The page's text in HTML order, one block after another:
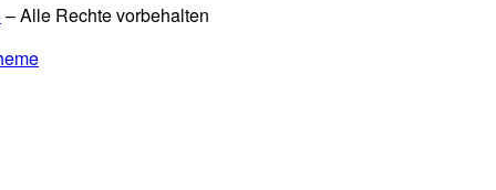
– Alle Rechte vorbehalten